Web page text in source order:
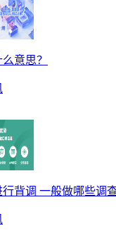
意思？
背调 一般做哪些调查